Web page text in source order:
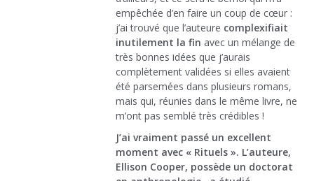
empêchée d’en faire un coup de cœur :
j’ai trouvé que l’auteure complexifiait
inutilement la fin avec un mélange de
très bonnes idées que j’aurais
complètement validées si elles avaient
été parsemées dans plusieurs romans,
mais qui, réunies dans le même livre, ne
m’ont pas semblé très crédibles !
J’ai vraiment passé un excellent
moment avec « Rituels ». L’auteure,
Ellison Cooper, possède un doctorat